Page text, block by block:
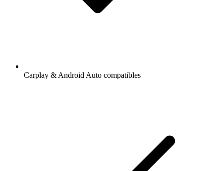
Carplay & Android Auto compatibles